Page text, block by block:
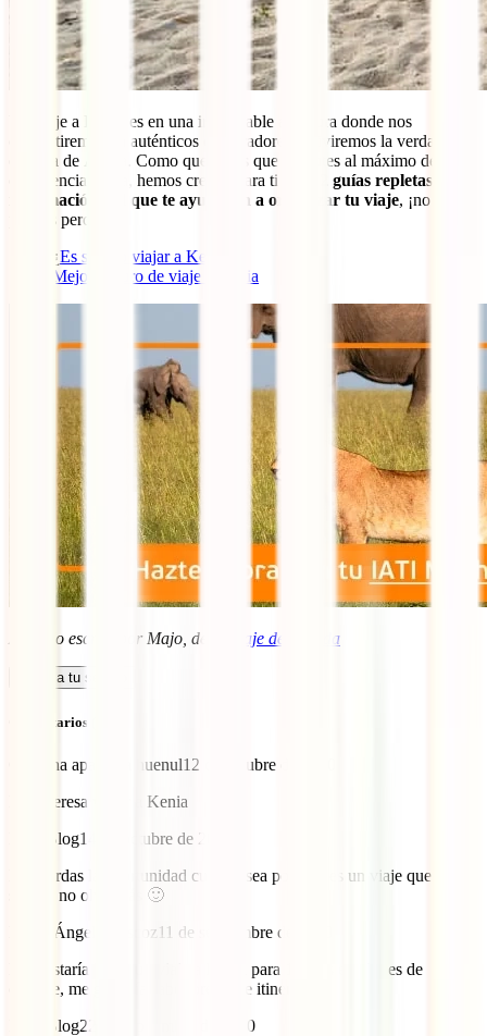
Un viaje a Kenia es en una inolvidable aventura donde nos
convertiremos en auténticos exploradores y viviremos la verdadera
esencia de África. Como queremos que disfrutes al máximo de esta
experiencia única, hemos creado para ti estas
2 guías repletas de
información útil que te ayudarán a organizar tu viaje, ¡no te las
puedes perder!:
¿Es seguro viajar a Kenia
Mejor seguro de viaje a Kenia
Artículo escrito por Majo, de El viaje de mi vida
Calcula tu seguro
Comentarios (4)
Carolina apablaza huenul12 de octubre de 2020
Me interesa viajar a Kenia
IATI Blog14 de octubre de 2020
No pierdas la oportunidad cuando sea posible, es un viaje que
seguro no olvidarás 🙂
María Ángeles Oscoz 11 de septiembre de 2020
Me gustaría hacer un viaje a Kenia para 15 días en el mes de
octubre, me gustaría saber precios e itinerarios
IATI Blog22 de septiembre de 2020